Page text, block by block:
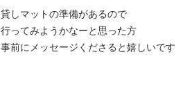
貸しマットの準備があるので
行ってみようかなーと思った方
事前にメッセージくださると嬉しいです